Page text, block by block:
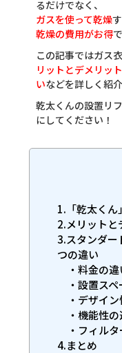
るだけでなく、
ガスを使って乾燥
乾燥の費用がお得
この記事ではガス
リットとデメリット
いなどを詳しく紹介
乾太くんの設置リ
にしてください！
1.「乾太くん
2.メリットと
3.スタンダー
つの違い
・料金の違
・設置スペ
・デザイン
・機能性の
・フィルタ
4.まとめ